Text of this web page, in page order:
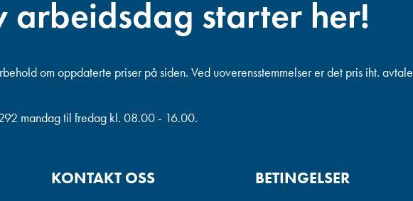
arbeidsdag starter her!
om oppdaterte priser på siden. Ved uoverensstemmelser er det pris iht. avtale
mandag til fredag kl. 08.00 - 16.00.
KONTAKT OSS BETINGELSER